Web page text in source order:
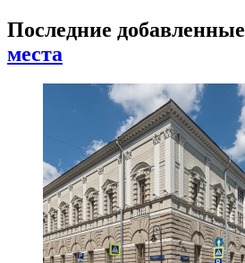
Последние добавленные
места